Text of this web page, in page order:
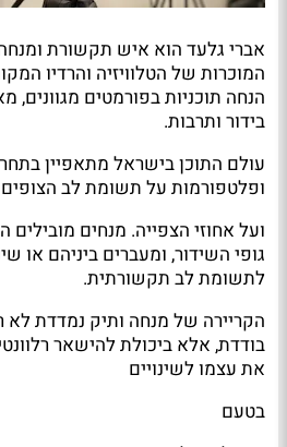
אברי גלעד הוא איש תקשורת
המוכרות של הטלוויזיה והרדיו
הנחה תוכניות בפורמטים מגוונים,
בידור ותרבות.
עולם התוכן בישראל מתאפיין
ופלטפורמות על תשומת לב הצופים
ועל אחוזי הצפייה. מנחים מובילים
גופי השידור, ומעברים ביניהם או
לתשומת לב תקשורתית.
הקריירה של מנחה ותיק נמדדת
בודדת, אלא ביכולת להישאר
את עצמו לשינויים
בטעם